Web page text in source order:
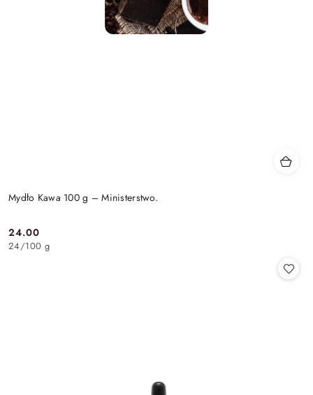
Mydło Kawa 100 g – Ministerstwo.
Cena:
24.00
24/100 g